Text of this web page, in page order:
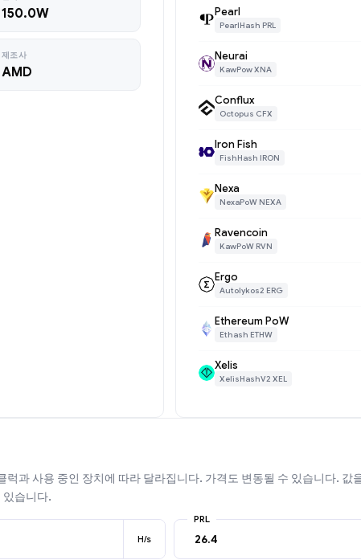
150.0W
제조사
AMD
Pearl
PearlHash PRL
Neurai
KawPow XNA
Conflux
Octopus CFX
Iron Fish
FishHash IRON
Nexa
NexaPoW NEXA
Ravencoin
KawPoW RVN
Ergo
Autolykos2 ERG
Ethereum PoW
Ethash ETHW
Xelis
XelisHashV2 XEL
과 사용 중인 장치에 따라 달라집니다. 가격도 변동될 수 있습니다. 값
있습니다.
H/s
PRL